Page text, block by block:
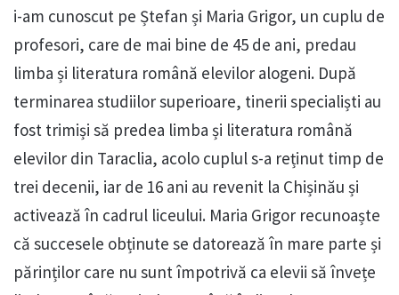
i-am cunoscut pe Ștefan și Maria Grigor, un cuplu de
profesori, care de mai bine de 45 de ani, predau
limba și literatura română elevilor alogeni. După
terminarea studiilor superioare, tinerii specialiști au
fost trimiși să predea limba și literatura română
elevilor din Taraclia, acolo cuplul s-a reținut timp de
trei decenii, iar de 16 ani au revenit la Chișinău și
activează în cadrul liceului. Maria Grigor recunoaște
că succesele obținute se datorează în mare parte și
părinților care nu sunt împotrivă ca elevii să învețe